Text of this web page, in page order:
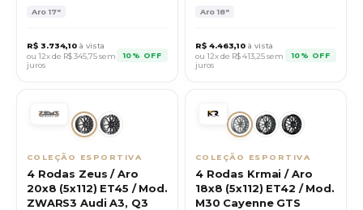
Aro17"
R$ 3.734,10 à vista
ou 12x de R$345,75sem
juros
10% OFF
Aro18"
R$ 4.463,10 à vista
ou 12x de R$413,25sem
juros
10% OFF
COLEÇÃO ESPORTIVA
4 Rodas Zeus / Aro
20x8 (5x112) ET45 / Mod.
ZWARS3 Audi A3, Q3
COLEÇÃO ESPORTIVA
4 Rodas Krmai / Aro
18x8 (5x112) ET42 / Mod.
M30 Cayenne GTS